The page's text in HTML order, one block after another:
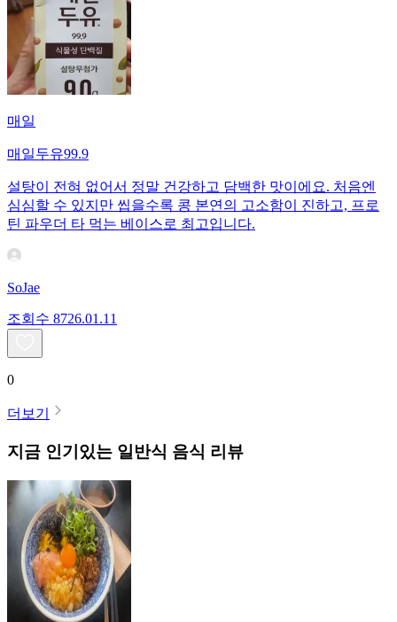
매일
매일두유99.9
설탕이 전혀 없어서 정말 건강하고 담백한 맛이에요. 처음엔
심심할 수 있지만 씹을수록 콩 본연의 고소함이 진하고, 프로
틴 파우더 타 먹는 베이스로 최고입니다.
SoJae
조회수 8726.01.11
0
더보기
지금 인기있는 일반식 음식 리뷰